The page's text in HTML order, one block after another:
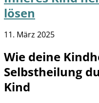
lösen
11. März 2025
Wie deine
Selbstheilung
Kind